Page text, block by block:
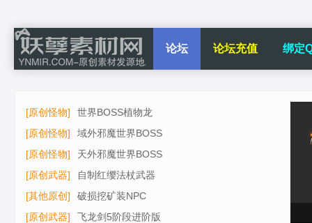
论坛 论坛充值 绑定
[原创怪物]
世界BOSS植物龙
[原创怪物]
域外邪魔世界BOSS
[原创怪物]
天外邪魔世界BOSS
[原创武器]
自制红缨法杖武器
[其他原创]
破损挖矿装NPC
[原创武器]
飞龙剑5阶段进阶版